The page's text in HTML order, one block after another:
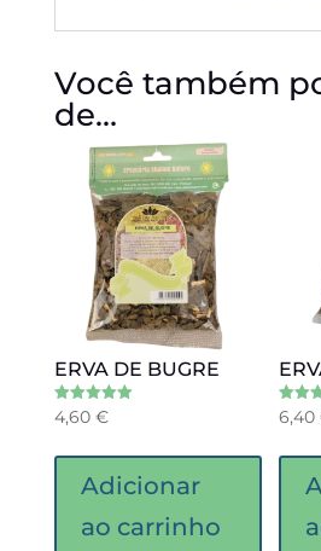
Você também
de…
ERVA DE BUGRE
Avaliação
5.00
4,60 €
Adicionar
ao carrinho
5.00
6,40